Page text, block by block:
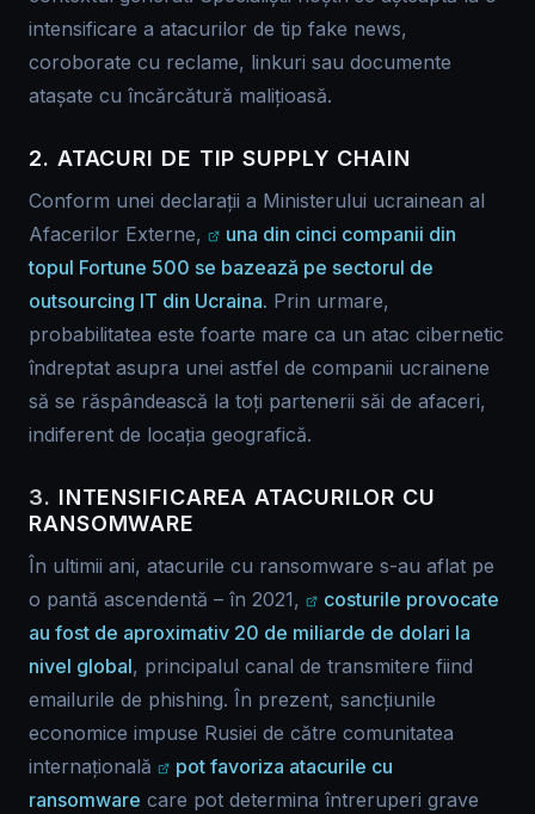
intensificare a atacurilor de tip fake news,
coroborate cu reclame, linkuri sau documente
atașate cu încărcătură malițioasă.
2. ATACURI DE TIP SUPPLY CHAIN
Conform unei declarații a Ministerului ucrainean al
Afacerilor Externe,
una din cinci companii din
topul Fortune 500 se bazează pe sectorul de
outsourcing IT din Ucraina. Prin urmare,
probabilitatea este foarte mare ca un atac cibernetic
îndreptat asupra unei astfel de companii ucrainene
să se răspândească la toți partenerii săi de afaceri,
indiferent de locația geografică.
3. INTENSIFICAREA ATACURILOR CU
RANSOMWARE
În ultimii ani, atacurile cu ransomware s-au aflat pe
o pantă ascendentă – în 2021,
costurile provocate
au fost de aproximativ 20 de miliarde de dolari la
nivel global, principalul canal de transmitere fiind
emailurile de phishing. În prezent, sancțiunile
economice impuse Rusiei de către comunitatea
internațională
pot favoriza atacurile cu
ransomware care pot determina întreruperi grave